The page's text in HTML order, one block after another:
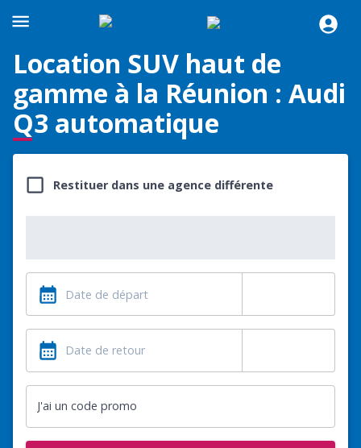
Location SUV haut de
gamme à la Réunion : Audi
Q3 automatique
Restituer dans une agence différente
J'ai un code promo